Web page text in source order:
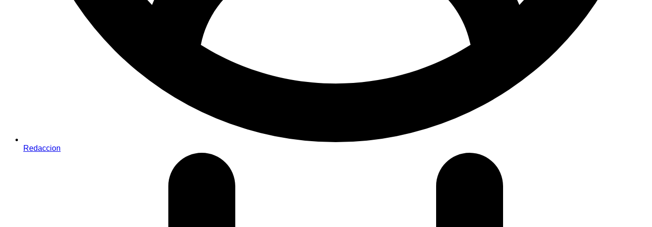
Redaccion